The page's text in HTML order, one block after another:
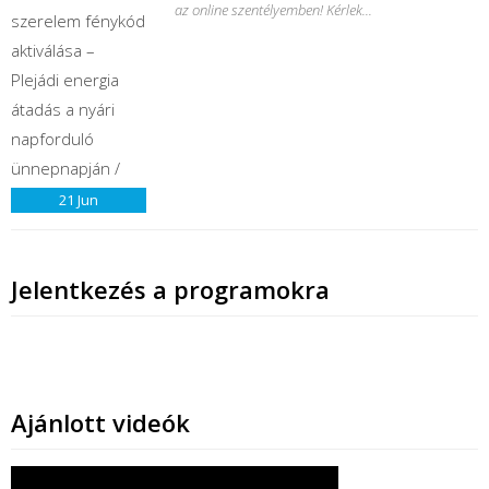
21 Jun
az online szentélyemben! Kérlek...
Jelentkezés a programokra
Ajánlott videók